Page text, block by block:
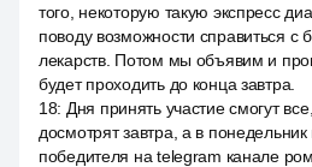
того, некоторую такую экспресс
поводу возможности справиться с
лекарств. Потом мы объявим и
будет проходить до конца завтра.
18: Дня принять участие смогут
досмотрят завтра, а в
победителя на telegram канале